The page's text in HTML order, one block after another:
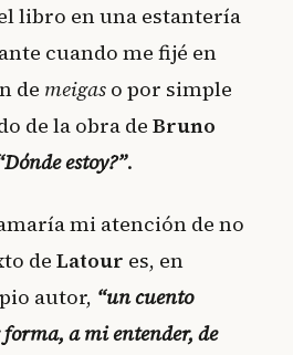
libro en una estantería
cuando me fijé en
de meigas o por simple
de la obra de Bruno
estoy?”.
mi atención de no
de Latour es, en
autor, “un cuento
a mi entender, de